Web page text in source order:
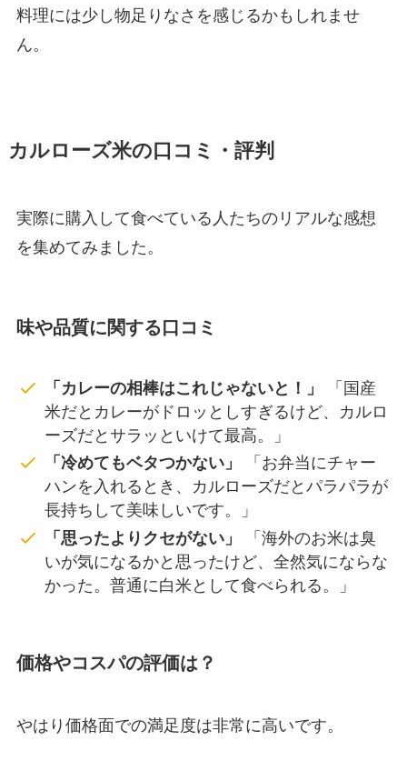
料理には少し物足りなさを感じるかもしれませ
ん。
カルローズ米の口コミ・評判
実際に購入して食べている人たちのリアルな感想
を集めてみました。
味や品質に関する口コミ
「カレーの相棒はこれじゃないと！」
「国産
米だとカレーがドロッとしすぎるけど、カルロ
ーズだとサラッといけて最高。」
「冷めてもベタつかない」
「お弁当にチャー
ハンを入れるとき、カルローズだとパラパラが
長持ちして美味しいです。」
「思ったよりクセがない」
「海外のお米は臭
いが気になるかと思ったけど、全然気にならな
かった。普通に白米として食べられる。」
価格やコスパの評価は？
やはり価格面での満足度は非常に高いです。